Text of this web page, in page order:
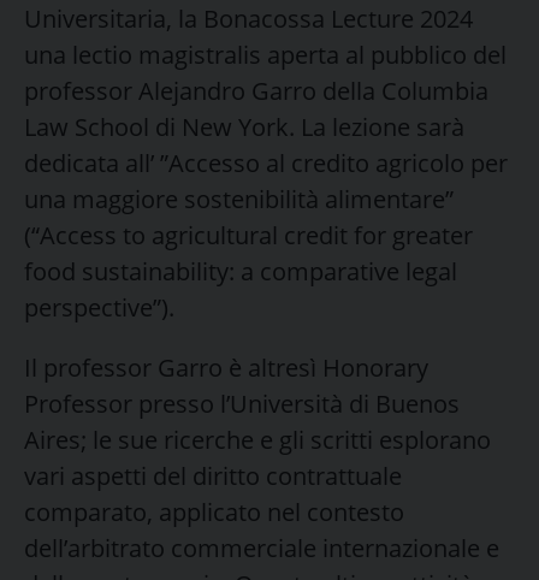
Universitaria, la Bonacossa Lecture 2024
una lectio magistralis aperta al pubblico del
professor Alejandro Garro della Columbia
Law School di New York. La lezione sarà
dedicata all’ ”Accesso al credito agricolo per
una maggiore sostenibilità alimentare”
(“Access to agricultural credit for greater
food sustainability: a comparative legal
perspective”).
Il professor Garro è altresì Honorary
Professor presso l’Università di Buenos
Aires; le sue ricerche e gli scritti esplorano
vari aspetti del diritto contrattuale
comparato, applicato nel contesto
dell’arbitrato commerciale internazionale e